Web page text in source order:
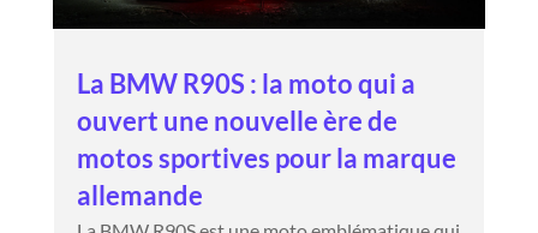
La BMW R90S : la moto qui a
ouvert une nouvelle ère de
motos sportives pour la marque
allemande